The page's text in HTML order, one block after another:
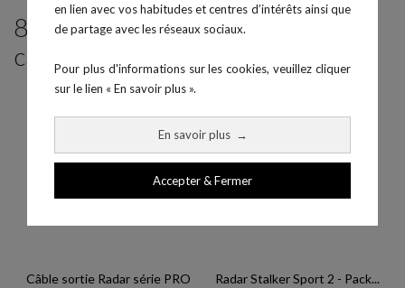
en lien avec vos habitudes et centres d’intérêts ainsi que
de partage avec les réseaux sociaux.
Pour plus d'informations sur les cookies, veuillez cliquer
sur le lien « En savoir plus ».
En savoir plus →
Accepter & Fermer
8 produits parmi ceux de la même
catégorie :
Câble sortie Radar série PRO
Radar Stalker Sport 2 - Pack...